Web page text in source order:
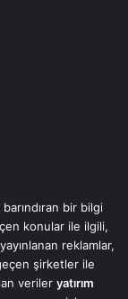
bir bilgi
konular ile ilgili,
reklamlar,
şirketler ile
veriler yatırım